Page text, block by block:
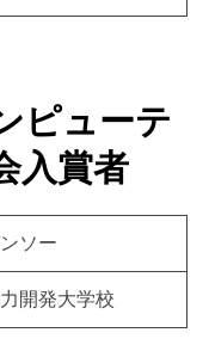
ピューテ
入賞者
ソー
開発大学校